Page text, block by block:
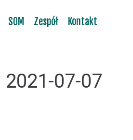
SOM Zespół Kontakt
2021-07-07